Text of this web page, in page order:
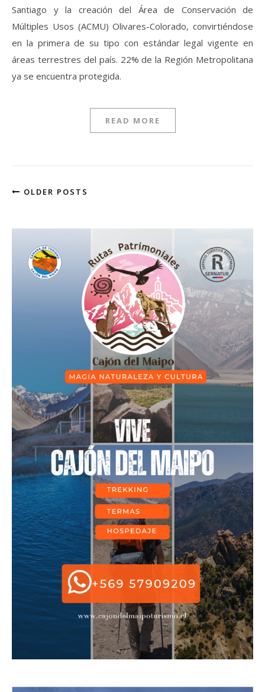
Santiago y la creación del Área de Conservación de
Múltiples Usos (ACMU) Olivares-Colorado, convirtiéndose
en la primera de su tipo con estándar legal vigente en
áreas terrestres del país. 22% de la Región Metropolitana
ya se encuentra protegida.
READ MORE
OLDER POSTS